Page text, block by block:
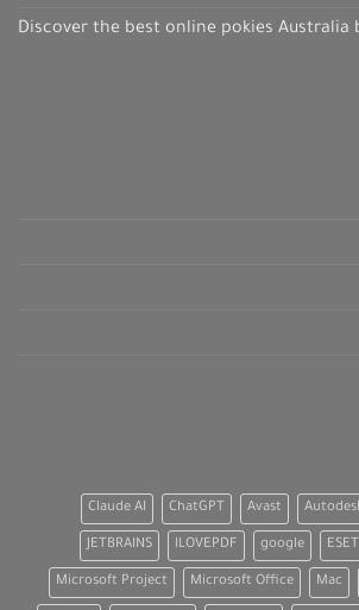
Discover the best online pokies Australia
Avast
ChatGPT
Claude AI
ESET
google
ILOVEPDF
JETBRAINS
Mac
Microsoft Office
Microsoft Project